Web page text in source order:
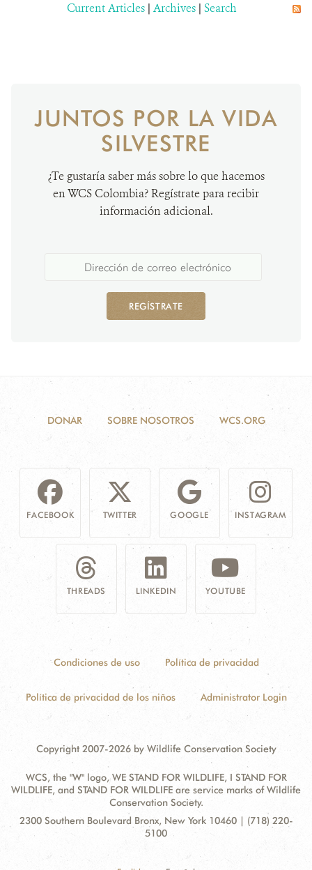
Current Articles | Archives | Search
JUNTOS POR LA VIDA
SILVESTRE
¿Te gustaría saber más sobre lo que hacemos
en WCS Colombia? Regístrate para recibir
información adicional.
REGÍSTRATE
DONAR SOBRE NOSOTROS WCS.ORG
FACEBOOK TWITTER GOOGLE INSTAGRAM
THREADS LINKEDIN YOUTUBE
Condiciones de uso Política de privacidad
Política de privacidad de los niños Administrator Login
Copyright 2007-2026 by Wildlife Conservation Society
WCS, the "W" logo, WE STAND FOR WILDLIFE, I STAND FOR
WILDLIFE, and STAND FOR WILDLIFE are service marks of Wildlife
Conservation Society.
Contact
Address:
2300 Southern Boulevard Bronx, New York 10460 | (718) 220-
5100